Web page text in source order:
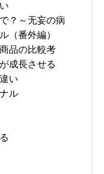
？～无妄の病
（番外編）
品の比較考
成長させる
い
ル